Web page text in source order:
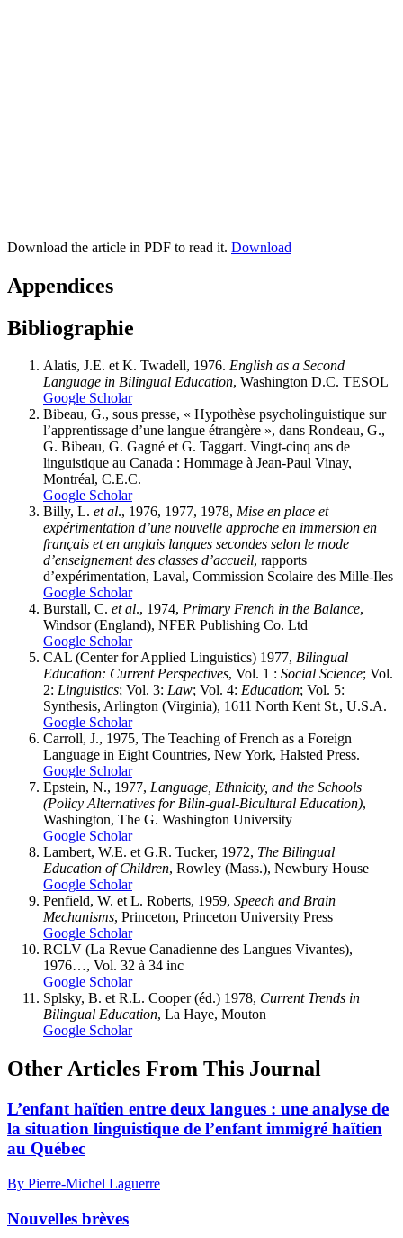
Download the article in PDF to read it. Download
Appendices
Bibliographie
Alatis, J.E. et K. Twadell, 1976. English as a Second
Language in Bilingual Education, Washington D.C. TESOL
Google Scholar
Bibeau, G., sous presse, « Hypothèse psycholinguistique sur
l’apprentissage d’une langue étrangère », dans Rondeau, G.,
G. Bibeau, G. Gagné et G. Taggart. Vingt-cinq ans de
linguistique au Canada : Hommage à Jean-Paul Vinay,
Montréal, C.E.C.
Google Scholar
Billy, L. et al., 1976, 1977, 1978, Mise en place et
expérimentation d’une nouvelle approche en immersion en
français et en anglais langues secondes selon le mode
d’enseignement des classes d’accueil, rapports
d’expérimentation, Laval, Commission Scolaire des Mille-Iles
Google Scholar
Burstall, C. et al., 1974, Primary French in the Balance,
Windsor (England), NFER Publishing Co. Ltd
Google Scholar
CAL (Center for Applied Linguistics) 1977, Bilingual
Education: Current Perspectives, Vol. 1 : Social Science; Vol.
2: Linguistics; Vol. 3: Law; Vol. 4: Education; Vol. 5:
Synthesis, Arlington (Virginia), 1611 North Kent St., U.S.A.
Google Scholar
Carroll, J., 1975, The Teaching of French as a Foreign
Language in Eight Countries, New York, Halsted Press.
Google Scholar
Epstein, N., 1977, Language, Ethnicity, and the Schools
(Policy Alternatives for Bilin-gual-Bicultural Education),
Washington, The G. Washington University
Google Scholar
Lambert, W.E. et G.R. Tucker, 1972, The Bilingual
Education of Children, Rowley (Mass.), Newbury House
Google Scholar
Penfield, W. et L. Roberts, 1959, Speech and Brain
Mechanisms, Princeton, Princeton University Press
Google Scholar
RCLV (La Revue Canadienne des Langues Vivantes),
1976…, Vol. 32 à 34 inc
Google Scholar
Splsky, B. et R.L. Cooper (éd.) 1978, Current Trends in
Bilingual Education, La Haye, Mouton
Google Scholar
Other Articles From This Journal
L’enfant haïtien entre deux langues : une analyse de
la situation linguistique de l’enfant immigré haïtien
au Québec
By Pierre-Michel Laguerre
Nouvelles brèves